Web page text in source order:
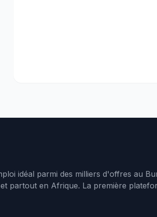
idéal parmi des milliers d'offres au
partout en Afrique. La première